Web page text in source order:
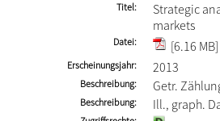
Titel
Strategic
markets
Datei [6.16 MB]
Erscheinungsjahr 2013
Beschreibung Getr.
Beschreibung Ill., graph.